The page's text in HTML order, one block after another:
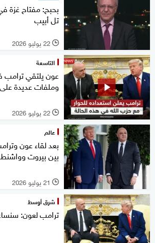
بحبح: مفتاح غزة
تل أبيب
l 22 يوليو 2026
التاسعة
عون يلتقي
وملفات عديدة
l 22 يوليو 2026
عالم
بعد لقاء عون
بين بيروت
l 21 يوليو 2026
شرق أوسط
ترامب لعون: